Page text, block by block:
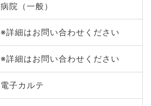
病院（一般）
※詳細はお問い合わせください
※詳細はお問い合わせください
電子カルテ